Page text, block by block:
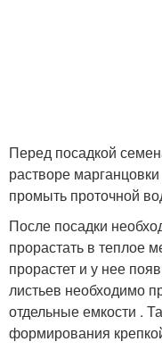
Перед посадкой
растворе
промыть проточной
После посадки
прорастать в теплое
прорастет и у нее
листьев необходимо
отдельные емкости .
формирования